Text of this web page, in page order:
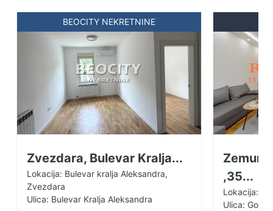
BEOCITY NEKRETNINE
Zvezdara, Bulevar Kralja...
Lokacija: Bulevar kralja Aleksandra,
Zvezdara
Ulica: Bulevar Kralja Aleksandra
Zemun
,35...
Lokacija:
Ulica: